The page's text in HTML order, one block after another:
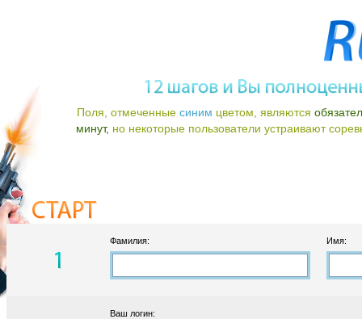
Поля, отмеченные синим цветом, являются
минут, но некоторые пользователи устраивают
Фамилия: Имя:
Ваш логин: